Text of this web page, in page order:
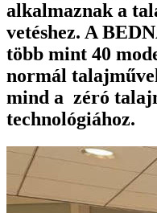
alkalmaznak a
vetéshez. A
több mint 40
normál
mind a zéró
technológiához.